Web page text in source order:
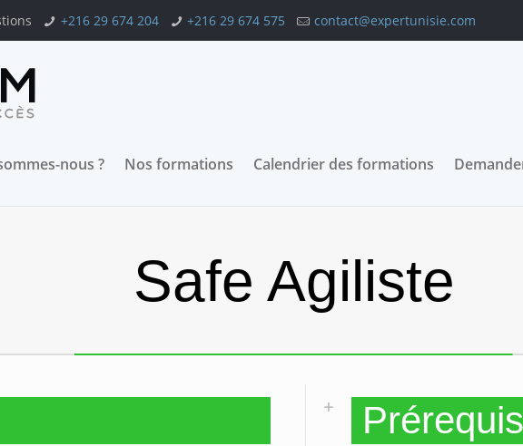
+216 29 674 204 +216 29 674 575 contact@expertunisie.com
nous ? Nos formations Calendrier des formations
Safe Agiliste
Prérequis